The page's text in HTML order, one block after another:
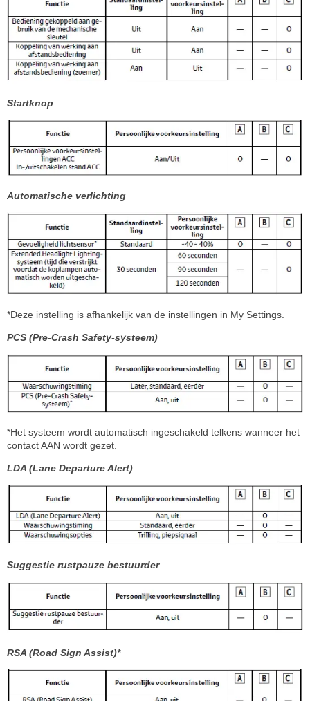
Startknop
Automatische verlichting
*Deze instelling is afhankelijk van de instellingen in My Settings.
PCS (Pre-Crash Safety-systeem)
*Het systeem wordt automatisch ingeschakeld telkens wanneer het
contact AAN wordt gezet.
LDA (Lane Departure Alert)
Suggestie rustpauze bestuurder
RSA (Road Sign Assist)*